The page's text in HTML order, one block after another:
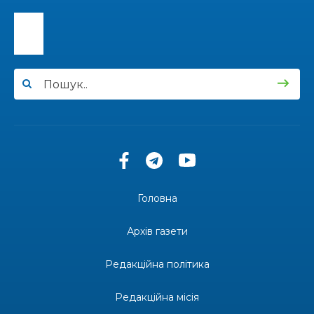
13:33
30 лип
«Дві музи» у Рівному: свято краси, мистецтва
Одна з найяскравіших постатей Бахмута –
Головна
Архів газети
Редакційна політика
Редакційна місія